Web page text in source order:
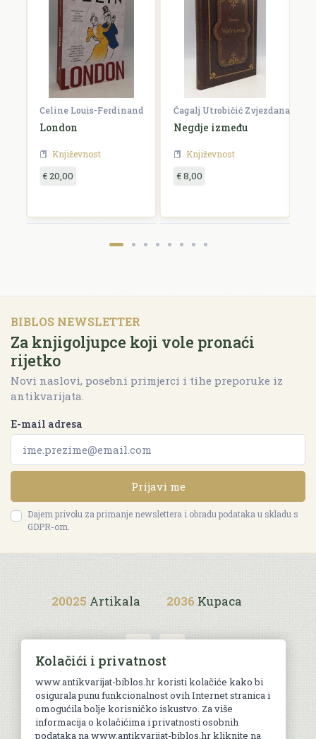
Celine Louis-Ferdinand
London
Književnost
€ 20,00
Čagalj Utrobičić Zvjezdana
Negdje između
Književnost
€ 8,00
BIBLOS NEWSLETTER
Za knjigoljupce koji vole pronaći
rijetko
Novi naslovi, posebni primjerci i tihe preporuke iz
antikvarijata.
E-mail adresa
Prijavi me
Dajem privolu za primanje newslettera i obradu podataka u skladu s
GDPR-om.
20025 Artikala 2036 Kupaca
Uvjeti kupnje
Kolačići i privatnost
www.antikvarijat-biblos.hr koristi kolačiće kako bi
osigurala punu funkcionalnost ovih Internet stranica i
omogućila bolje korisničko iskustvo. Za više
informacija o kolačićima i privatnosti osobnih
podataka na www.antikvarijat-biblos.hr kliknite na